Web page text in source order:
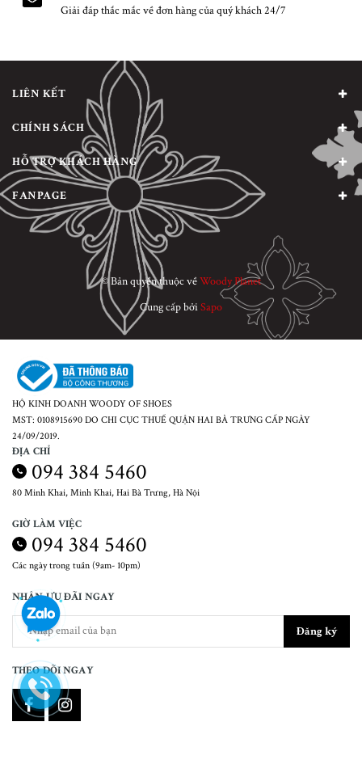
Giải đáp thắc mắc về đơn hàng của quý khách 24/7
LIÊN KẾT
CHÍNH SÁCH
HỖ TRỢ KHÁCH HÀNG
FANPAGE
© Bản quyền thuộc vềWoody Planet
Cung cấp bởiSapo
HỘ KINH DOANH WOODY OF SHOES
MST: 0108915690 DO CHI CỤC THUẾ QUẬN HAI BÀ TRƯNG CẤP NGÀY
24/09/2019.
ĐỊA CHỈ
094 384 5460
80 Minh Khai, Minh Khai, Hai Bà Trưng, Hà Nội
GIỜ LÀM VIỆC
094 384 5460
Các ngày trong tuần (9am- 10pm)
NHẬN ƯU ĐÃI NGAY
Đăng ký
THEO DÕI NGAY